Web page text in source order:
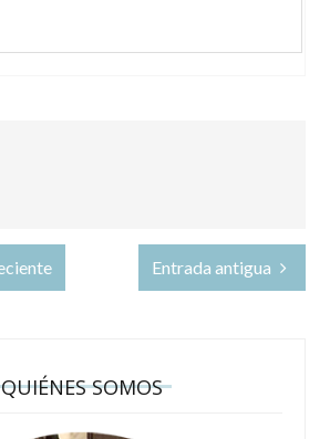
Entrada antigua
QUIÉNES SOMOS